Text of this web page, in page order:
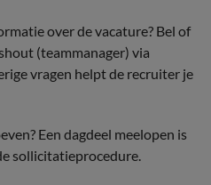
over de vacature? Bel of
(teammanager) via
vragen helpt de recruiter je
Een dagdeel meelopen is
sollicitatieprocedure.